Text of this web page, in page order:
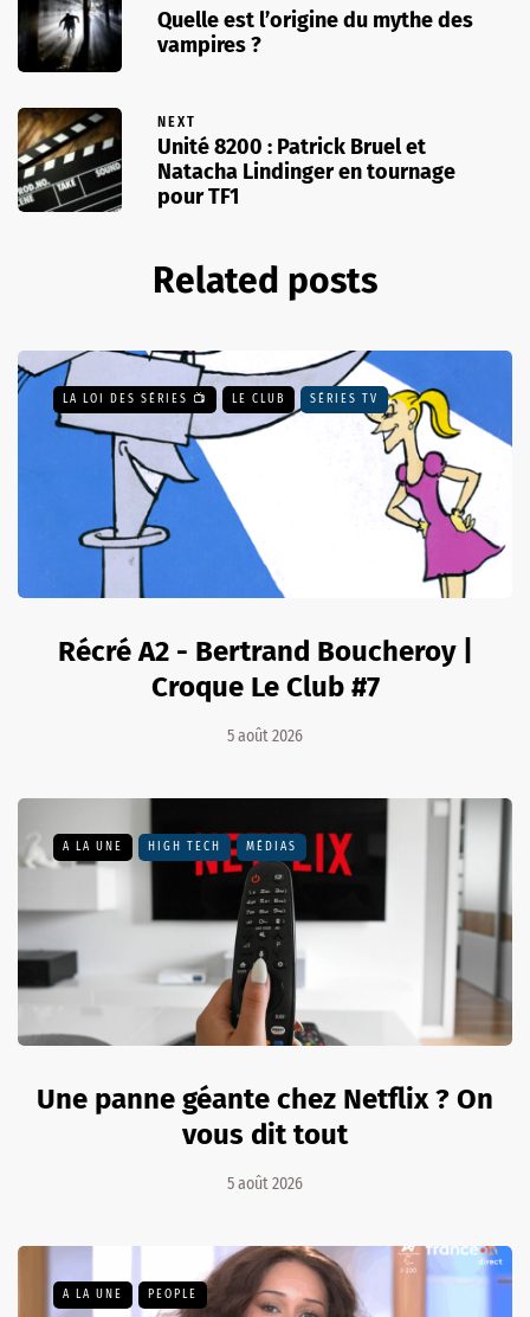
Quelle est l’origine du mythe des
vampires ?
NEXT
Unité 8200 : Patrick Bruel et
Natacha Lindinger en tournage
pour TF1
Related posts
LA LOI DES SÉRIES 📺 LE CLUB SÉRIES TV
Récré A2 - Bertrand Boucheroy |
Croque Le Club #7
5 août 2026
A LA UNE HIGH TECH MÉDIAS
Une panne géante chez Netflix ? On
vous dit tout
5 août 2026
A LA UNE PEOPLE